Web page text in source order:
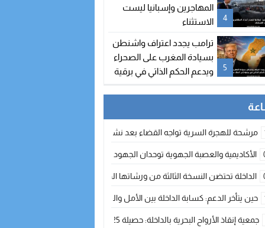
4
المهاجرين وإسبانيا ليست
الاستثناء
5
ترامب يجدد اعتراف واشنطن
بسيادة المغرب على الصحراء
ويدعم الحكم الذاتي في برقية
مرشحة للهجرة السرية تواجه القضاء بعد نشر معطيات مضللة
الأكاديمية والعصبة الجهوية توحدان الجهود لتطوير الممارسة الكروية بجهة
الداخلة تحتضن النسخة الثالثة من ورشاتها الدولية: تكوين متخصص في التراث
حين يتأخر الدعم: كسابة الداخلة بين الأمل والقلق ؟
جمعية إنقاذ الأرواح البحرية بالداخلة: حصيلة 2025 بين مهام الإنقاذ ومشروع “دار البحار”